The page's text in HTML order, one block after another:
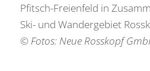
Pfitsch-Freienfeld in
Ski- und Wandergebiet
© Fotos: Neue Rosskopf